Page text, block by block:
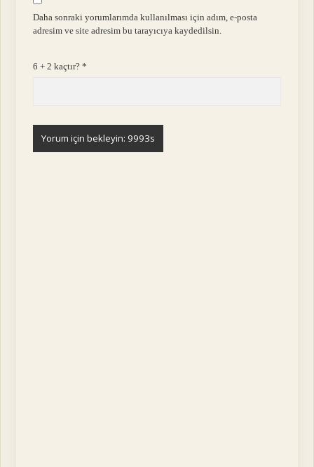
Daha sonraki yorumlarımda kullanılması için adım, e-posta
adresim ve site adresim bu tarayıcıya kaydedilsin.
6 + 2 kaçtır?*